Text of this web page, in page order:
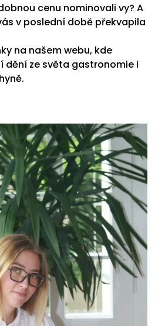
cenu nominovali vy? A
v poslední době překvapila
na našem webu, kde
dění ze světa gastronomie i